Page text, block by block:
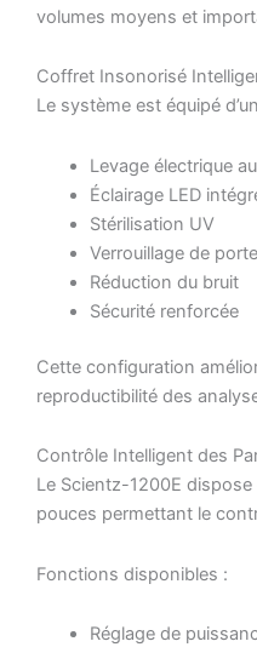
volumes moyens et
Coffret Insonorisé
Le système est équipé
Levage électrique
Éclairage LED
Stérilisation UV
Verrouillage de porte
Réduction du bruit
Sécurité renforcée
Cette configuration
reproductibilité des
Contrôle Intelligent des
Le Scientz-1200E dispose
pouces permettant le
Fonctions disponibles :
Réglage de